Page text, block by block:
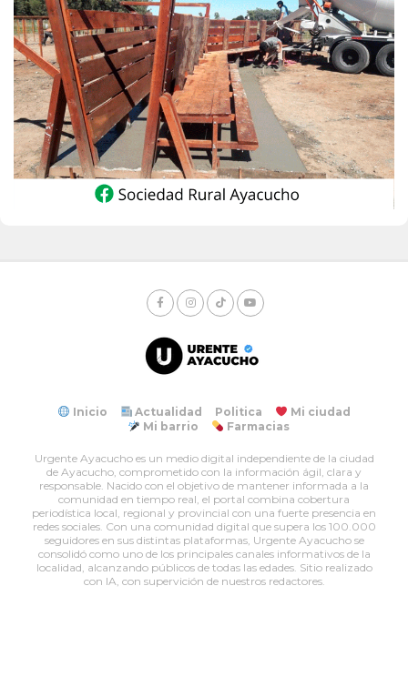
Inicio Actualidad Politica
Mi ciudad
Mi barrio
Farmacias
Urgente Ayacucho es un medio digital independiente de la ciudad
de Ayacucho, comprometido con la información ágil, clara y
responsable. Nacido con el objetivo de mantener informada a la
comunidad en tiempo real, el portal combina cobertura
periodística local, regional y provincial con una fuerte presencia en
redes sociales. Con una comunidad digital que supera los 100.000
seguidores en sus distintas plataformas, Urgente Ayacucho se
consolidó como uno de los principales canales informativos de la
localidad, alcanzando públicos de todas las edades. Sitio realizado
con IA, con supervición de nuestros redactores.